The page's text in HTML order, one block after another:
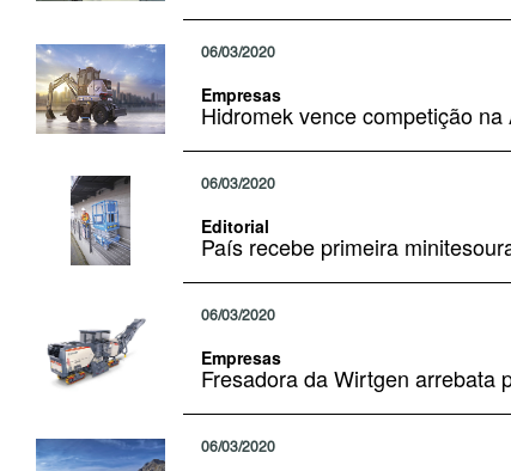
06/03/2020
Empresas
Hidromek vence competição na
06/03/2020
Editorial
País recebe primeira
06/03/2020
Empresas
Fresadora da Wirtgen arrebata
06/03/2020